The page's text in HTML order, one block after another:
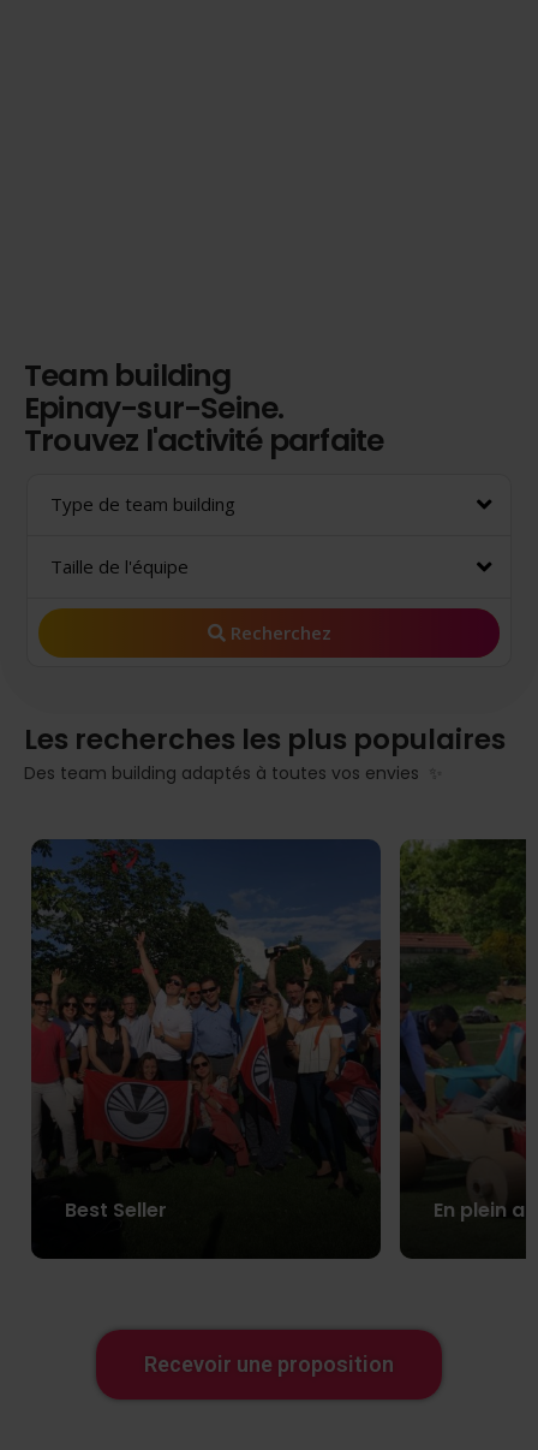
Team building
Epinay-sur-Seine.
Trouvez l'activité parfaite
Type de team building
Taille de l'équipe
Recherchez
Les recherches les plus populaires
Des team building adaptés à toutes vos envies ✨
Best Seller En plein air
Recevoir une proposition